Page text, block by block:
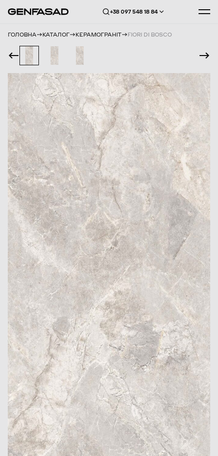
+38 097 548 18 84
ГОЛОВНА КАТАЛОГ КЕРАМОГРАНІТ FIORI DI BOSCO